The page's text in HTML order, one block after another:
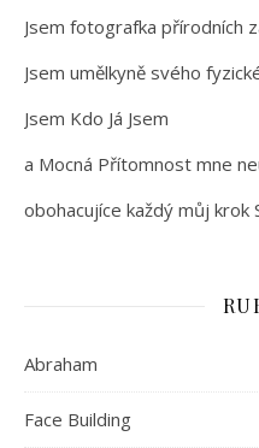
Jsem fotografka přírodních
Jsem umělkyně svého
Jsem Kdo Já Jsem
a Mocná Přítomnost mne
obohacujíce každý můj krok
Abraham
Face Building